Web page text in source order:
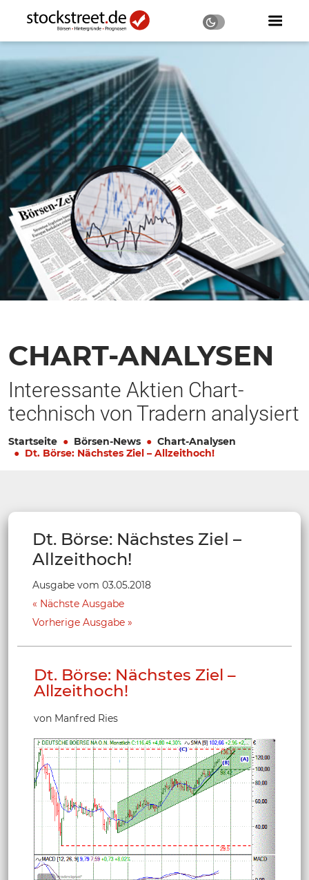
CHART-ANALYSEN
Interessante Aktien Chart-
technisch von Tradern analysiert
Startseite Börsen-News
Chart-Analysen
Dt. Börse: Nächstes Ziel – Allzeithoch!
Dt. Börse: Nächstes Ziel –
Allzeithoch!
Ausgabe vom 03.05.2018
Nächste Ausgabe
Vorherige Ausgabe
Dt. Börse: Nächstes Ziel –
Allzeithoch!
von Manfred Ries